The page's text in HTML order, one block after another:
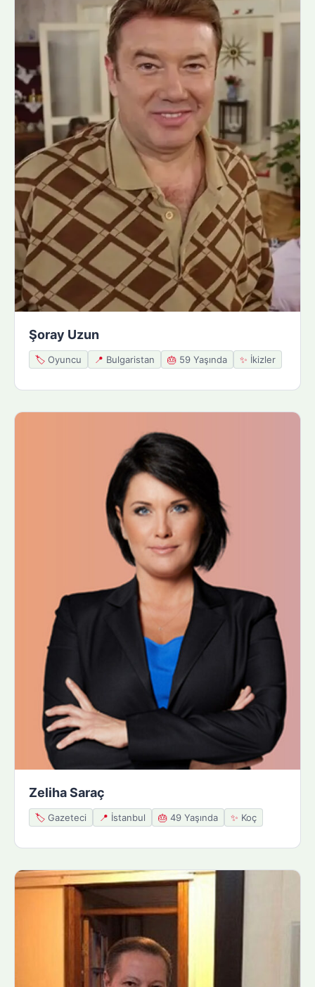
Şoray Uzun
🏷️ Oyuncu 📍 Bulgaristan 🎂 59 Yaşında ✨ İkizler
Zeliha Saraç
🏷️ Gazeteci 📍 İstanbul 🎂 49 Yaşında ✨ Koç